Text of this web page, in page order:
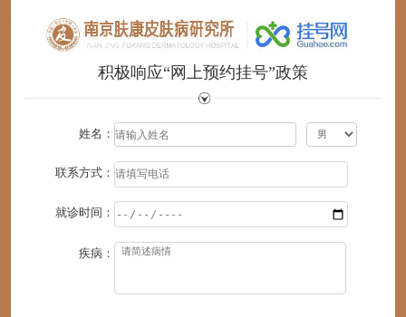
积极响应“网上预约挂号”政策
姓名：
联系方式：
就诊时间：
疾病：